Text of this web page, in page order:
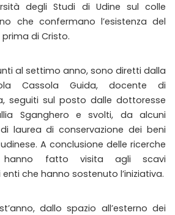
degli Studi di Udine sul colle
che confermano l’esistenza del
di Cristo.
al settimo anno, sono diretti dalla
Cassola Guida, docente di
seguiti sul posto dalle dottoresse
Sganghero e svolti, da alcuni
laurea di conservazione dei beni
A conclusione delle ricerche
fatto visita agli scavi
che hanno sostenuto l’iniziativa.
dallo spazio all’esterno dei